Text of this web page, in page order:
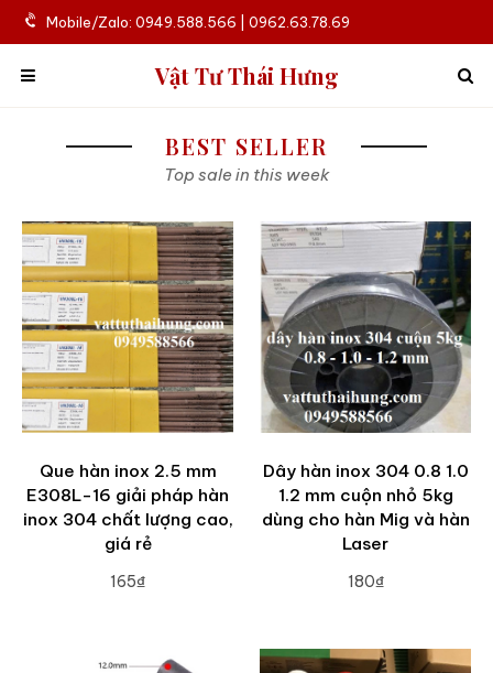
Mobile/Zalo: 0949.588.566 | 0962.63.78.69
Vật Tư Thái Hưng
BEST SELLER
Top sale in this week
Que hàn inox 2.5 mm
E308L-16 giải pháp hàn
inox 304 chất lượng cao,
giá rẻ
165₫
Dây hàn inox 304 0.8 1.0
1.2 mm cuộn nhỏ 5kg
dùng cho hàn Mig và hàn
Laser
180₫